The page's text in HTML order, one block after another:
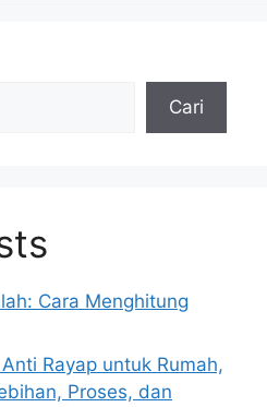
Cari
Cara Menghitung
Rayap untuk Rumah,
Proses, dan